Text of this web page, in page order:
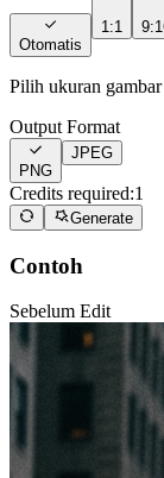
Otomatis
1:1
Pilih ukuran
Output Format
PNG
JPEG
Credits required:1
Generate
Contoh
Sebelum Edit